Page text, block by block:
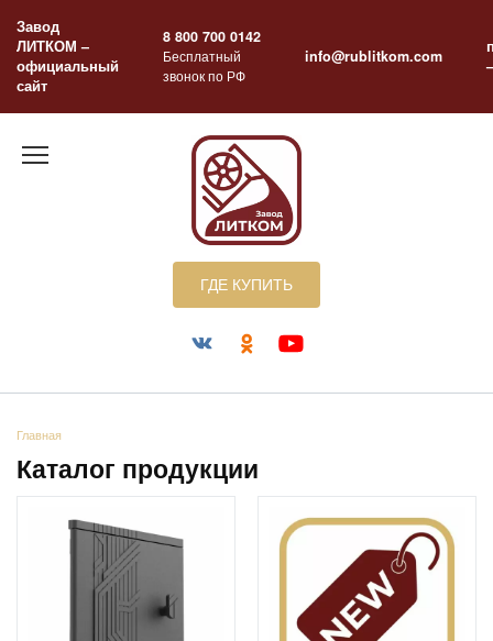
содержанию
Завод
ЛИТКОМ –
официальный
сайт
8 800 700 0142
Бесплатный
звонок по РФ
info@rublitkom.com
ГДЕ КУПИТЬ
Главная
Каталог продукции